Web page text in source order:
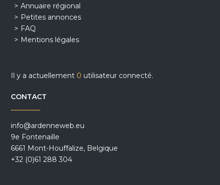
Annuaire régional
Petites annonces
FAQ
Mentions légales
Il y a actuellement 0 utilisateur connecté.
CONTACT
info@ardenneweb.eu
9e Fontenaille
6661 Mont-Houffalize, Belgique
+32 (0)61 288 304